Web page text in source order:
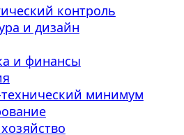
контроль
и дизайн
и финансы
минимум